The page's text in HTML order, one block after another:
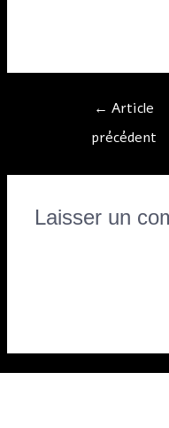
← Article
précédent
Laisser un